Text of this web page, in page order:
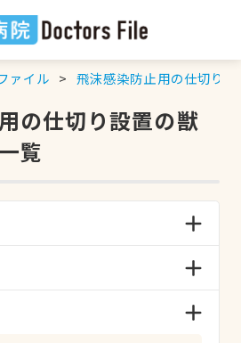
ァイル 飛沫感染防止用の仕切り設
の仕切り設置の獣
覧